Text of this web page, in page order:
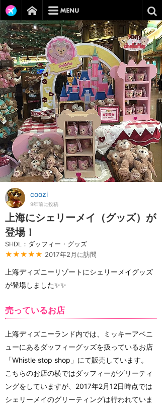
coozi
9年前に投稿
上海にシェリーメイ（グッズ）が
登場！
SHDL：ダッフィー・グッズ
★★★★★ 2017年2月に訪問
上海ディズニーリゾートにシェリーメイグッズ
が登場しました✨✨
売っているお店
上海ディズニーランド内では、ミッキーアベニ
ューにあるダッフィーグッズを扱っているお店
「Whistle stop shop」にて販売しています。
こちらのお店の横ではダッフィーがグリーティ
ングをしていますが、2017年2月12日時点では
シェリーメイのグリーティングは行われていま